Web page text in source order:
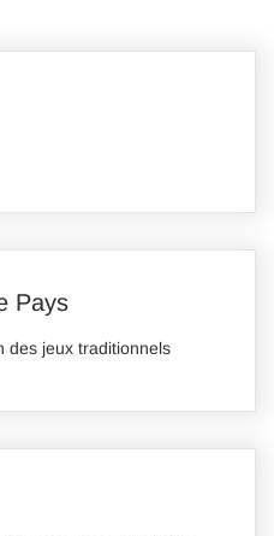
Pays
des jeux traditionnels